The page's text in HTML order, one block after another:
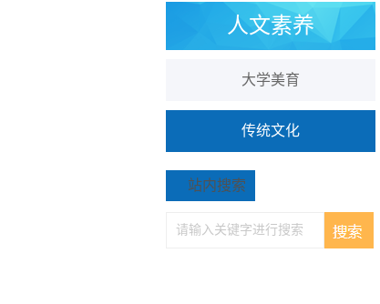
人文素养
大学美育
传统文化
站内搜索